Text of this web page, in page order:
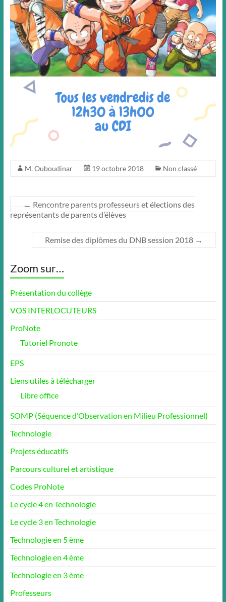
M. Ouboudinar 19 octobre 2018 Non classé
← Rencontre parents professeurs et élections des
représentants de parents d’élèves
Remise des diplômes du DNB session 2018 →
Zoom sur…
Présentation du collège
VOS INTERLOCUTEURS
ProNote
Tutoriel Pronote
EPS
Liens utiles à télécharger
Libre office
SOMP (Séquence d’Observation en Milieu Professionnel)
Technologie
Projets éducatifs
Parcours culturel et artistique
Codes ProNote
Le cycle 4 en Technologie
Le cycle 3 en Technologie
Technologie en 5 ème
Technologie en 4 ème
Technologie en 3 ème
Professeurs